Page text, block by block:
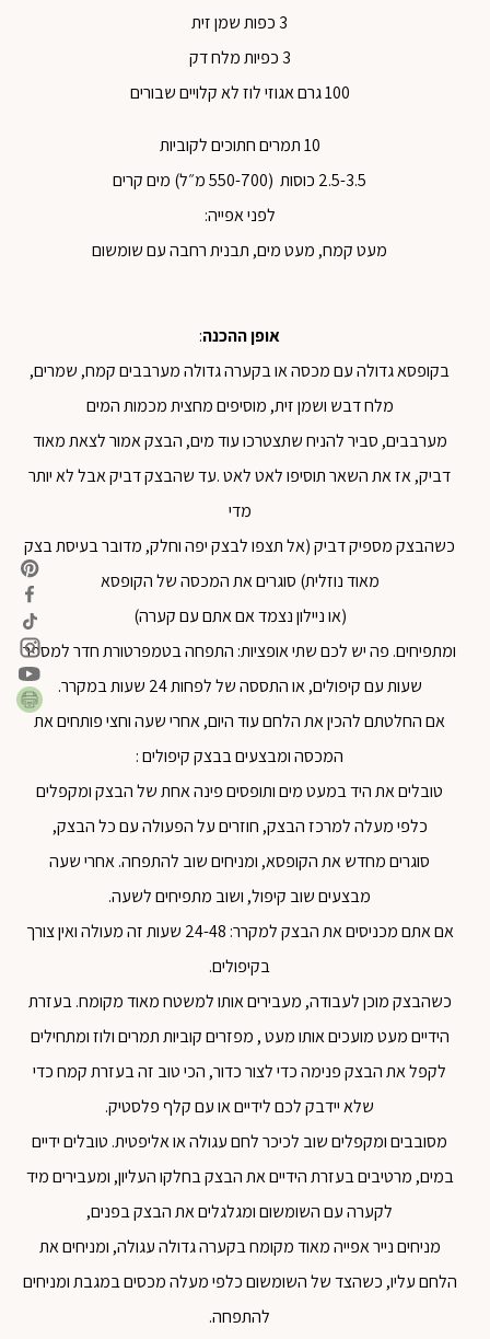
3 כפות שמן זית
3 כפיות מלח דק
100 גרם אגוזי לוז לא קלויים שבורים
10 תמרים חתוכים לקוביות
2.5-3.5 כוסות (550-700 מ״ל) מים קרים
לפני אפייה:
מעט קמח, מעט מים, תבנית רחבה עם שומשום
אופן ההכנה:
בקופסא גדולה עם מכסה או בקערה גדולה מערבבים קמח, שמרים,
מלח דבש ושמן זית, מוסיפים מחצית מכמות המים
מערבבים, סביר להניח שתצטרכו עוד מים, הבצק אמור לצאת מאוד
דביק, אז את השאר תוסיפו לאט לאט .עד שהבצק דביק אבל לא יותר
מדי
כשהבצק מספיק דביק (אל תצפו לבצק יפה וחלק, מדובר בעיסת בצק
מאוד נוזלית) סוגרים את המכסה של הקופסא
(או ניילון נצמד אם אתם עם קערה)
ומתפיחים. פה יש לכם שתי אופציות: התפחה בטמפרטורת חדר למספר
שעות עם קיפולים, או התססה של לפחות 24 שעות במקרר.
אם החלטתם להכין את הלחם עוד היום, אחרי שעה וחצי פותחים את
המכסה ומבצעים בבצק קיפולים :
טובלים את היד במעט מים ותופסים פינה אחת של הבצק ומקפלים
כלפי מעלה למרכז הבצק, חוזרים על הפעולה עם כל הבצק,
סוגרים מחדש את הקופסא, ומניחים שוב להתפחה. אחרי שעה
מבצעים שוב קיפול, ושוב מתפיחים לשעה.
אם אתם מכניסים את הבצק למקרר: 24-48 שעות זה מעולה ואין צורך
בקיפולים.
כשהבצק מוכן לעבודה, מעבירים אותו למשטח מאוד מקומח. בעזרת
הידיים מעט מועכים אותו מעט , מפזרים קוביות תמרים ולוז ומתחילים
לקפל את הבצק פנימה כדי לצור כדור, הכי טוב זה בעזרת קמח כדי
שלא יידבק לכם לידיים או עם קלף פלסטיק.
מסובבים ומקפלים שוב לכיכר לחם עגולה או אליפטית. טובלים ידיים
במים, מרטיבים בעזרת הידיים את הבצק בחלקו העליון, ומעבירים מיד
לקערה עם השומשום ומגלגלים את הבצק בפנים,
מניחים נייר אפייה מאוד מקומח בקערה גדולה עגולה, ומניחים את
הלחם עליו, כשהצד של השומשום כלפי מעלה מכסים במגבת ומניחים
להתפחה.